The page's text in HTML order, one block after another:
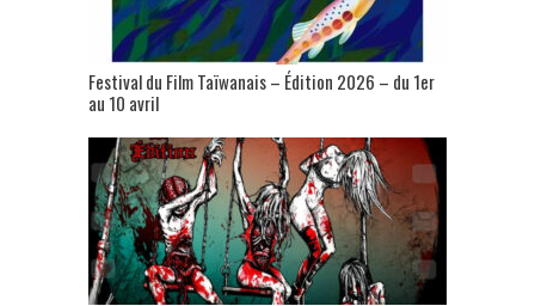
Festival du Film Taïwanais – Édition 2026 – du 1er
au 10 avril